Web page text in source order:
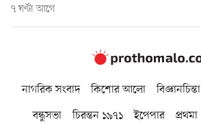
৭ ঘণ্টা আগে
নাগরিক সংবাদ কিশোর আলো বিজ্ঞানচিন্তা
বন্ধুসভা
চিরন্তন ১৯৭১ ইপেপার প্রথমা